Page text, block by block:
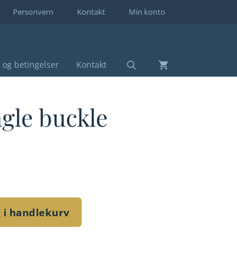
Min konto
Kontakt
Personvern
og betingelser Kontakt
buckle
i handlekurv